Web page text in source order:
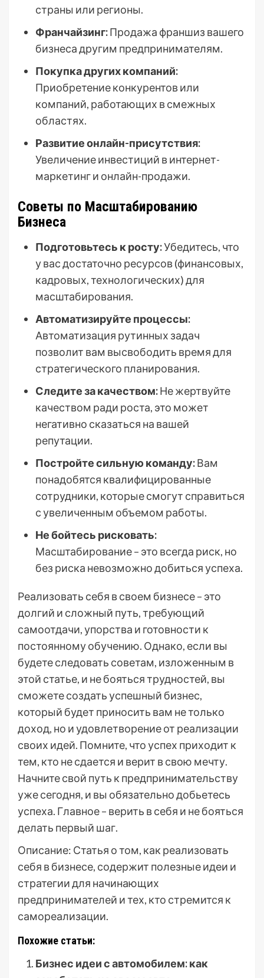
страны или регионы.
Франчайзинг:Продажа франшиз вашего
бизнеса другим предпринимателям.
Покупка других компаний:
Приобретение конкурентов или
компаний, работающих в смежных
областях.
Развитие онлайн-присутствия:
Увеличение инвестиций в интернет-
маркетинг и онлайн-продажи.
Советы по Масштабированию
Бизнеса
Подготовьтесь к росту:Убедитесь, что
у вас достаточно ресурсов (финансовых,
кадровых, технологических) для
масштабирования.
Автоматизируйте процессы:
Автоматизация рутинных задач
позволит вам высвободить время для
стратегического планирования.
Следите за качеством:Не жертвуйте
качеством ради роста, это может
негативно сказаться на вашей
репутации.
Постройте сильную команду:Вам
понадобятся квалифицированные
сотрудники, которые смогут справиться
с увеличенным объемом работы.
Не бойтесь рисковать:
Масштабирование – это всегда риск, но
без риска невозможно добиться успеха.
Реализовать себя в своем бизнесе – это
долгий и сложный путь, требующий
самоотдачи, упорства и готовности к
постоянному обучению. Однако, если вы
будете следовать советам, изложенным в
этой статье, и не бояться трудностей, вы
сможете создать успешный бизнес,
который будет приносить вам не только
доход, но и удовлетворение от реализации
своих идей. Помните, что успех приходит к
тем, кто не сдается и верит в свою мечту.
Начните свой путь к предпринимательству
уже сегодня, и вы обязательно добьетесь
успеха. Главное – верить в себя и не бояться
делать первый шаг.
Описание: Статья о том, как реализовать
себя в бизнесе, содержит полезные идеи и
стратегии для начинающих
предпринимателей и тех, кто стремится к
самореализации.
Похожие статьи:
Бизнес идеи с автомобилем: как